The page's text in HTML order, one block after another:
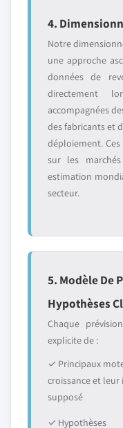
4.
Notre
une approche
données de
directement
accompagnées
des fabricants et
déploiement.
sur les
estimation
secteur.
5. Modèle De
Hypothèses
Chaque
explicite de :
✓ Principaux
croissance et leur
supposé
✓ Hypothèses